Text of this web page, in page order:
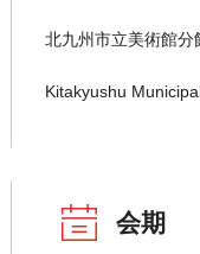
北九州市立美術館分
Kitakyushu
会期